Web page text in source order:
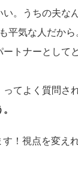
。うちの夫な
平気な人だから
トナーとして
てよく質問さ
！視点を変え